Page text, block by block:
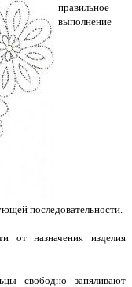
правильное
выполнение
последовательности.
от назначения изделия
свободно запяливают